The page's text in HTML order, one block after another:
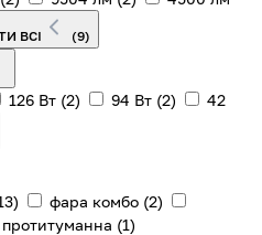
ВСІ (9)
126 Вт (2) 94 Вт (2)
42
фара комбо (2)
(1)